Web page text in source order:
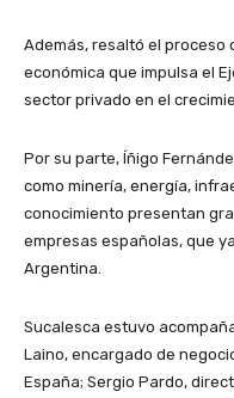
Además, resaltó el proceso
económica que impulsa el
sector privado en el
Por su parte, Íñigo
como minería, energía,
conocimiento presentan
empresas españolas, que
Argentina.
Sucalesca estuvo
Laino, encargado de
España; Sergio Pardo,